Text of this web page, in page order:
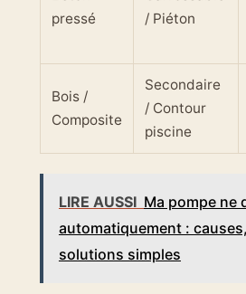
pressé
/ Piéton
Bois /
Composite
Secondaire
/ Contour
piscine
LIRE AUSSI Ma pompe ne
automatiquement :
solutions simples